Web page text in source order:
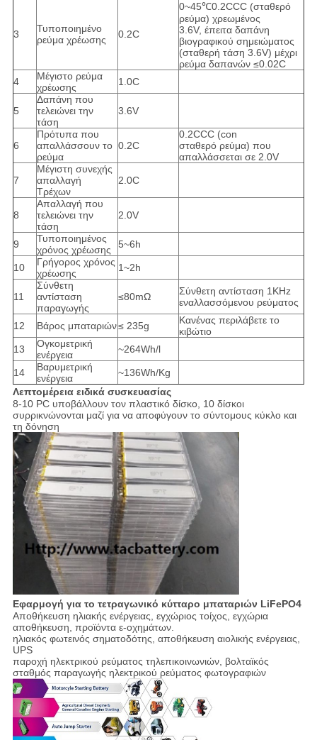
3
Τυποποιημένο
ρεύμα χρέωσης
0.2C
0~45℃0.2CCC (σταθερό
ρεύμα) χρεωμένος
3.6V, έπειτα δαπάνη
βιογραφικού σημειώματος
(σταθερή τάση 3.6V) μέχρι
ρεύμα δαπανών ≤0.02C
4
Μέγιστο ρεύμα
χρέωσης
1.0C
5
Δαπάνη που
τελειώνει την
τάση
3.6V
6
Πρότυπα που
απαλλάσσουν το
ρεύμα
0.2C
0.2CCC (con
σταθερό ρεύμα) που
απαλλάσσεται σε 2.0V
7
Μέγιστη συνεχής
απαλλαγή
Τρέχων
2.0C
8
Απαλλαγή που
τελειώνει την
τάση
2.0V
9
Τυποποιημένος
χρόνος χρέωσης
5~6h
10
Γρήγορος χρόνος
χρέωσης
1~2h
11
Σύνθετη
αντίσταση
παραγωγής
≤80mΩ
Σύνθετη αντίσταση 1KHz
εναλλασσόμενου ρεύματος
12 Βάρος μπαταριών≤ 235g
Κανένας περιλάβετε το
κιβώτιο
13
Ογκομετρική
ενέργεια
~264Wh/l
14
Βαρυμετρική
ενέργεια
~136Wh/Kg
Λεπτομέρεια ειδικά συσκευασίας
8-10 PC υποβάλλουν τον πλαστικό δίσκο, 10 δίσκοι
συρρικνώνονται μαζί για να αποφύγουν το σύντομους κύκλο και
τη δόνηση
Εφαρμογή για το τετραγωνικό κύτταρο μπαταριών LiFePO4
Αποθήκευση ηλιακής ενέργειας, εγχώριος τοίχος, εγχώρια
αποθήκευση, προϊόντα ε-οχημάτων.
ηλιακός φωτεινός σηματοδότης, αποθήκευση αιολικής ενέργειας,
UPS
παροχή ηλεκτρικού ρεύματος τηλεπικοινωνιών, βολταϊκός
σταθμός παραγωγής ηλεκτρικού ρεύματος φωτογραφιών